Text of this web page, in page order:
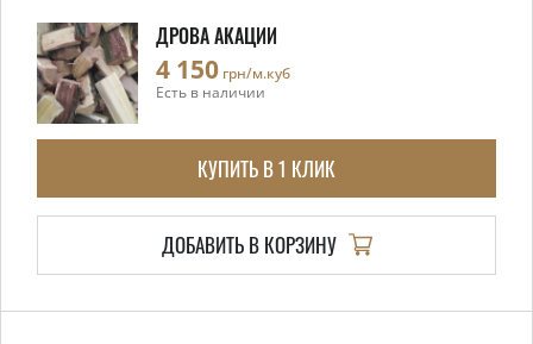
ДРОВА АКАЦИИ
4 150 грн/м.куб
Есть в наличии
КУПИТЬ В 1 КЛИК
ДОБАВИТЬ В КОРЗИНУ